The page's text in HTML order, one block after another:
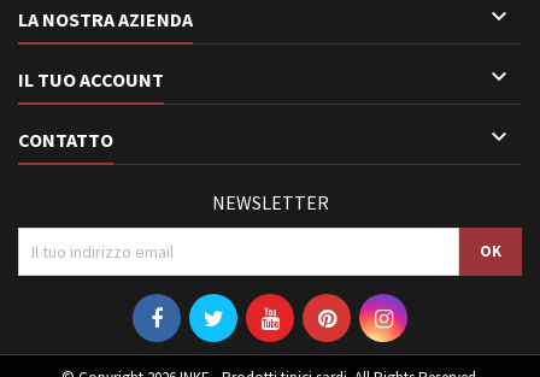
LA NOSTRA AZIENDA 
IL TUO ACCOUNT 
CONTATTO 
NEWSLETTER